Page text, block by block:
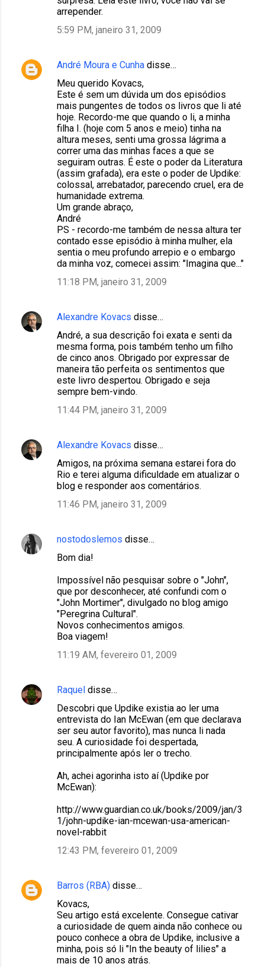
arrepender.
5:59 PM, janeiro 31, 2009
André Moura e Cunha disse…
Meu querido Kovacs,
Este é sem um dúvida um dos episódios
mais pungentes de todos os livros que li até
hoje. Recordo-me que quando o li, a minha
filha I. (hoje com 5 anos e meio) tinha na
altura meses, senti uma grossa lágrima a
correr uma das minhas faces a que se
seguiram outras. É este o poder da Literatura
(assim grafada), era este o poder de Updike:
colossal, arrebatador, parecendo cruel, era de
humanidade extrema.
Um grande abraço,
André
PS - recordo-me também de nessa altura ter
contado esse episódio à minha mulher, ela
sentia o meu profundo arrepio e o embargo
da minha voz, comecei assim: "Imagina que..."
11:18 PM, janeiro 31, 2009
Alexandre Kovacs disse…
André, a sua descrição foi exata e senti da
mesma forma, pois também tenho um filho
de cinco anos. Obrigado por expressar de
maneira tão perfeita os sentimentos que
este livro despertou. Obrigado e seja
sempre bem-vindo.
11:44 PM, janeiro 31, 2009
Alexandre Kovacs disse…
Amigos, na próxima semana estarei fora do
Rio e terei alguma dificuldade em atualizar o
blog e responder aos comentários.
11:46 PM, janeiro 31, 2009
nostodoslemos disse…
Bom dia!
Impossível não pesquisar sobre o "John",
que por desconhecer, até confundi com o
"John Mortimer", divulgado no blog amigo
"Peregrina Cultural".
Novos conhecimentos amigos.
Boa viagem!
11:19 AM, fevereiro 01, 2009
Raquel disse…
Descobri que Updike existia ao ler uma
entrevista do Ian McEwan (em que declarava
ser seu autor favorito), mas nunca li nada
seu. A curiosidade foi despertada,
principalmente após ler o trecho.
Ah, achei agorinha isto aí (Updike por
McEwan):
http://www.guardian.co.uk/books/2009/jan/3
1/john-updike-ian-mcewan-usa-american-
novel-rabbit
12:43 PM, fevereiro 01, 2009
Barros (RBA) disse…
Kovacs,
Seu artigo está excelente. Consegue cativar
a curiosidade de quem ainda não conhece ou
pouco conhece a obra de Updike, inclusive a
minha, pois só li "In the beauty of lilies" a
mais de 10 anos atrás.